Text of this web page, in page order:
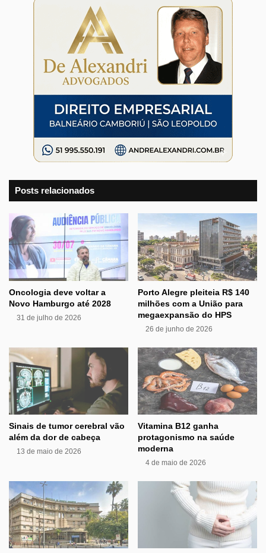
Posts relacionados
Oncologia deve voltar a
Novo Hamburgo até 2028
31 de julho de 2026
Porto Alegre pleiteia R$ 140
milhões com a União para
megaexpansão do HPS
26 de junho de 2026
Sinais de tumor cerebral vão
além da dor de cabeça
13 de maio de 2026
Vitamina B12 ganha
protagonismo na saúde
moderna
4 de maio de 2026